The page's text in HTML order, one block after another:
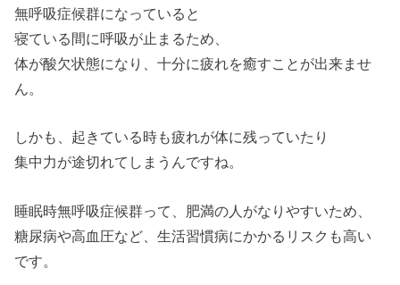
無呼吸症候群になっていると
寝ている間に呼吸が止まるため、
体が酸欠状態になり、十分に疲れを癒すことが出来ませ
ん。
しかも、起きている時も疲れが体に残っていたり
集中力が途切れてしまうんですね。
睡眠時無呼吸症候群って、肥満の人がなりやすいため、
糖尿病や高血圧など、生活習慣病にかかるリスクも高い
です。